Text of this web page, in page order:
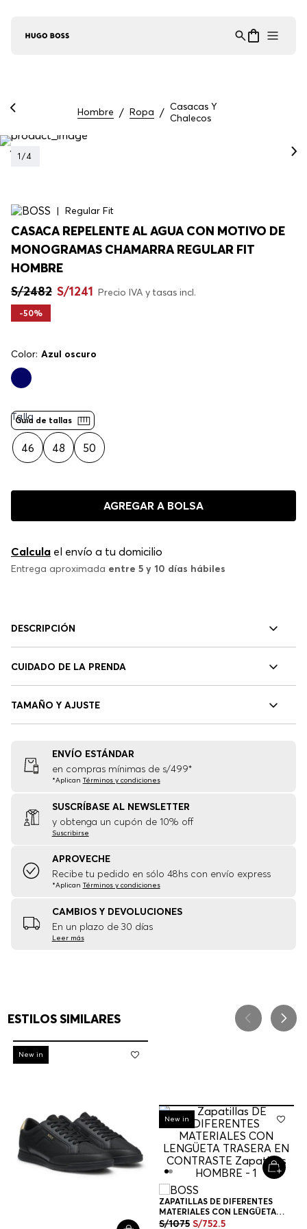
Hombre Ropa
Casacas Y
Chalecos
1 /4
Regular Fit
CASACA REPELENTE AL AGUA CON MOTIVO DE
MONOGRAMAS CHAMARRA REGULAR FIT
HOMBRE
S/2482 S/1241 Precio IVA y tasas incl.
-50%
Color: Azul oscuro
Guía de tallas
Talla
46 48 50
AGREGAR A BOLSA
Calcula el envío a tu domicilio
Entrega aproximada entre 5 y 10 días hábiles
DESCRIPCIÓN
CUIDADO DE LA PRENDA
TAMAÑO Y AJUSTE
ENVÍO ESTÁNDAR
en compras mínimas de s/499*
*Aplican Términos y condiciones
SUSCRÍBASE AL NEWSLETTER
y obtenga un cupón de 10% off
Suscribirse
APROVECHE
Recibe tu pedido en sólo 48hs con envío express
*Aplican Términos y condiciones
CAMBIOS Y DEVOLUCIONES
En un plazo de 30 días
Leer más
ESTILOS SIMILARES
-30%
New in
-30%
New in
ZAPATILLAS DE DIFERENTES
MATERIALES CON LENGÜETA
TRASERA EN CONTRASTE
S/1075 S/752.5
Asistente Virtual
en línea ⋮